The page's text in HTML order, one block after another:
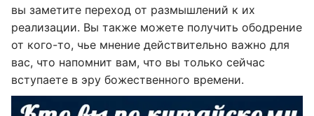
вы заметите переход от размышлений к их
реализации. Вы также можете получить ободрение
от кого-то, чье мнение действительно важно для
вас, что напомнит вам, что вы только сейчас
вступаете в эру божественного времени.